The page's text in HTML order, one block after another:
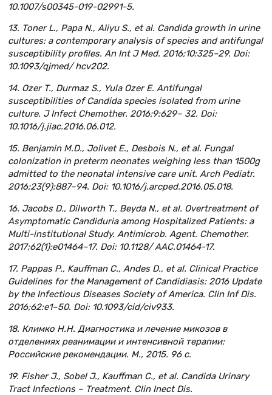
10.1007/s00345-019-02991-5.
13. Toner L., Papa N., Aliyu S., et al. Candida growth in urine
cultures: a contemporary analysis of species and antifungal
susceptibility profiles. An Int J Med. 2016;10:325–29. Doi:
10.1093/qjmed/ hcv202.
14. Ozer T., Durmaz S., Yula Ozer E. Antifungal
susceptibilities of Candida species isolated from urine
culture. J Infect Chemother. 2016;9:629– 32. Doi:
10.1016/j.jiac.2016.06.012.
15. Benjamin M.D., Jolivet E., Desbois N., et al. Fungal
colonization in preterm neonates weighing less than 1500g
admitted to the neonatal intensive care unit. Arch Pediatr.
2016;23(9):887–94. Doi: 10.1016/j.arcped.2016.05.018.
16. Jacobs D., Dilworth T., Beyda N., et al. Overtreatment of
Asymptomatic Candiduria among Hospitalized Patients: a
Multi-institutional Study. Antimicrob. Agent. Chemother.
2017;62(1):e01464–17. Doi: 10.1128/ AAC.01464-17.
17. Pappas P., Kauffman C., Andes D., et al. Clinical Practice
Guidelines for the Management of Candidiasis: 2016 Update
by the Infectious Diseases Society of America. Clin Inf Dis.
2016;62:e1–50. Doi: 10.1093/cid/civ933.
18. Климко Н.Н. Диагностика и лечение микозов в
отделениях реанимации и интенсивной терапии:
Российские рекомендации. М., 2015. 96 с.
19. Fisher J., Sobel J., Kauffman C., et al. Candida Urinary
Tract Infections – Treatment. Clin Inect Dis.